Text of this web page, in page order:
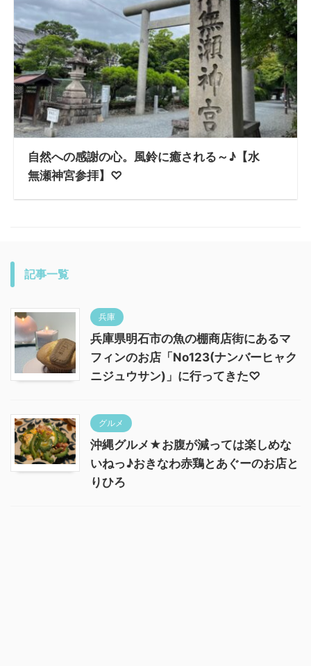
自然への感謝の心。風鈴に癒される～♪【水
無瀬神宮参拝】♡
記事一覧
兵庫
兵庫県明石市の魚の棚商店街にあるマ
フィンのお店「No123(ナンバーヒャク
ニジュウサン)」に行ってきた♡
グルメ
沖縄グルメ★お腹が減っては楽しめな
いねっ♪おきなわ赤鶏とあぐーのお店と
りひろ